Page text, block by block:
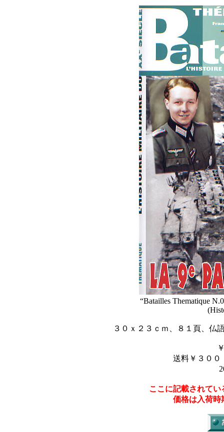
“Batailles Thematique
３０ｘ２３ｃｍ、８１頁、仏
送料￥３００
ここに記載されて
価格は入荷時